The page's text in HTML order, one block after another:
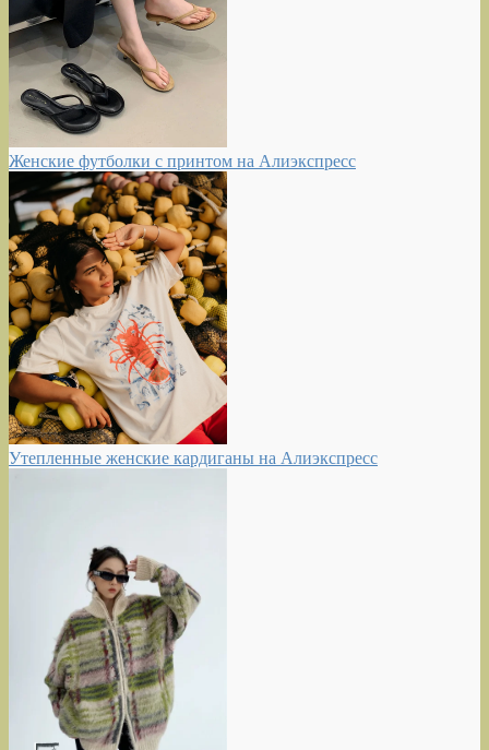
Женские футболки с принтом на Алиэкспресс
Утепленные женские кардиганы на Алиэкспресс